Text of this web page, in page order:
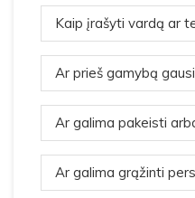
Kaip įrašyti vardą ar
Ar prieš gamybą
Ar galima pakeisti
Ar galima grąžinti